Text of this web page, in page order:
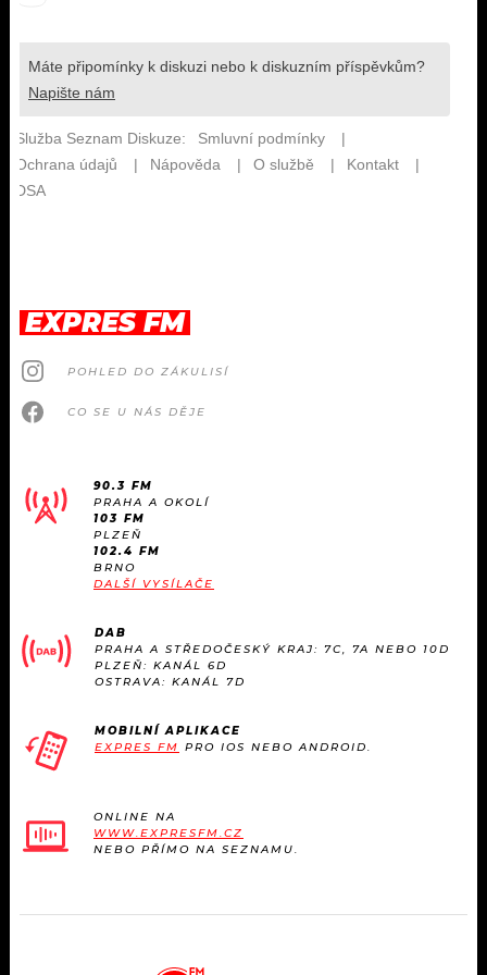
EXPRES FM
POHLED DO ZÁKULISÍ
CO SE U NÁS DĚJE
90.3 FM
PRAHA A OKOLÍ
103 FM
PLZEŇ
102.4 FM
BRNO
DALŠÍ VYSÍLAČE
DAB
PRAHA A STŘEDOČESKÝ KRAJ: 7C, 7A NEBO 10D
PLZEŇ: KANÁL 6D
OSTRAVA: KANÁL 7D
MOBILNÍ APLIKACE
EXPRES FM PRO IOS NEBO ANDROID.
ONLINE NA
WWW.EXPRESFM.CZ
NEBO PŘÍMO NA SEZNAMU.